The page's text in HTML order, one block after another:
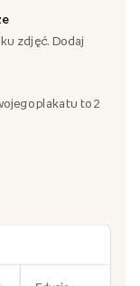
zdjęć. Dodaj
plakatu to 2